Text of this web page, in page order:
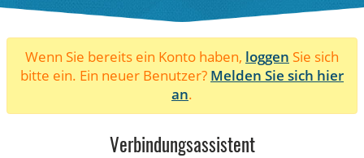
Wenn Sie bereits ein Konto haben, loggen Sie sich
bitte ein. Ein neuer Benutzer? Melden Sie sich hier
an.
Verbindungsassistent